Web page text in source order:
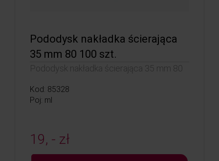
Pododysk nakładka ścierająca
35 mm 80 100 szt.
Pododysk nakładka ścierająca 35 mm 80
Kod: 85328
Poj: ml
19, - zł